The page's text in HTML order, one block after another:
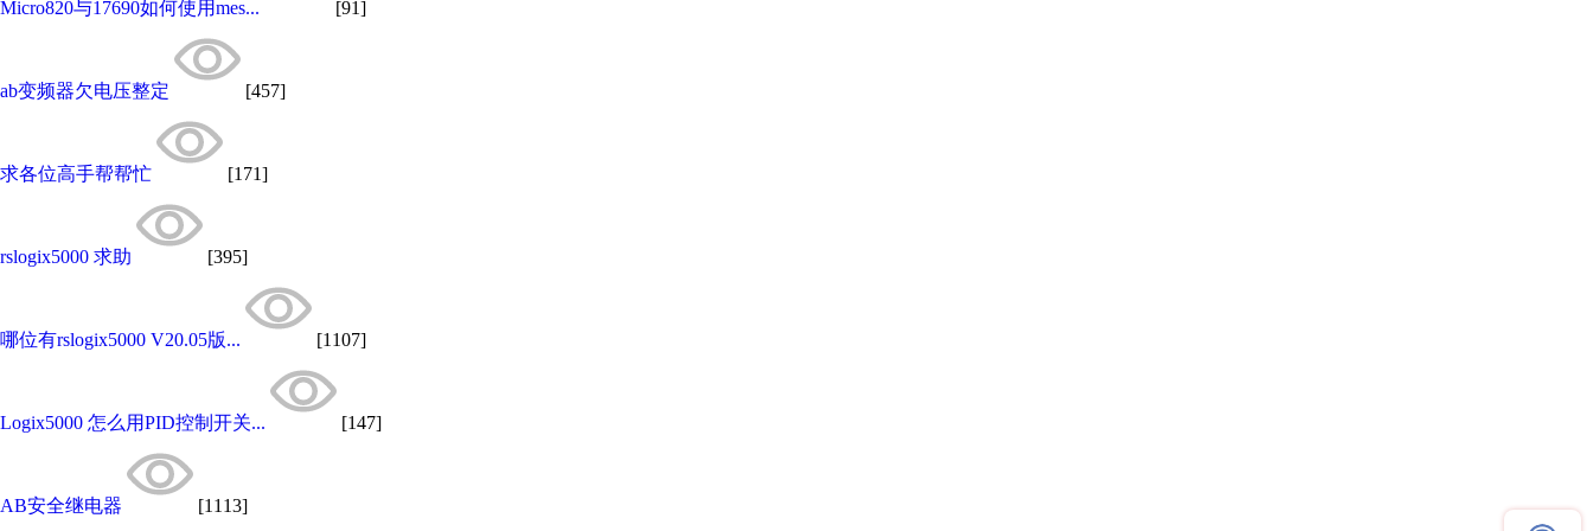
Micro820与17690如何使用mes... [91]
ab变频器欠电压整定 [457]
求各位高手帮帮忙 [171]
rslogix5000 求助 [395]
哪位有rslogix5000 V20.05版... [1107]
Logix5000 怎么用PID控制开关... [147]
AB安全继电器 [1113]